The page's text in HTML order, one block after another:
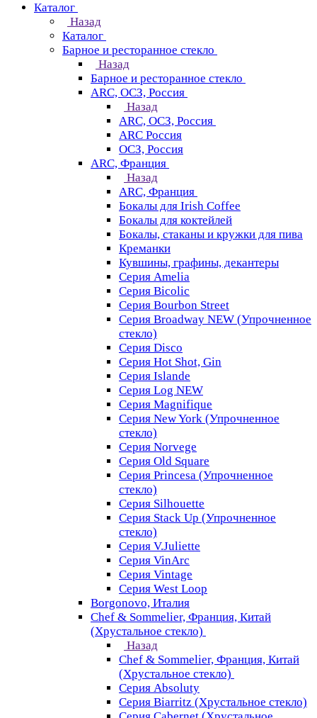
Каталог
Назад
Каталог
Барное и ресторанное стекло
Назад
Барное и ресторанное стекло
ARC, ОСЗ, Россия
Назад
ARC, ОСЗ, Россия
ARC Россия
ОСЗ, Россия
ARC, Франция
Назад
ARC, Франция
Бокалы для Irish Coffee
Бокалы для коктейлей
Бокалы, стаканы и кружки для пива
Креманки
Кувшины, графины, декантеры
Серия Amelia
Серия Bicolic
Серия Bourbon Street
Серия Broadway NEW (Упрочненное
стекло)
Серия Disco
Серия Hot Shot, Gin
Серия Islande
Серия Log NEW
Серия Magnifique
Серия New York (Упрочненное
стекло)
Серия Norvege
Серия Old Square
Серия Princesa (Упрочненное
стекло)
Серия Silhouette
Серия Stack Up (Упрочненное
стекло)
Серия V.Juliette
Серия VinArc
Серия Vintage
Серия West Loop
Borgonovo, Италия
Chef & Sommelier, Франция, Китай
(Хрустальное стекло)
Назад
Chef & Sommelier, Франция, Китай
(Хрустальное стекло)
Серия Absoluty
Серия Biarritz (Хрустальное стекло)